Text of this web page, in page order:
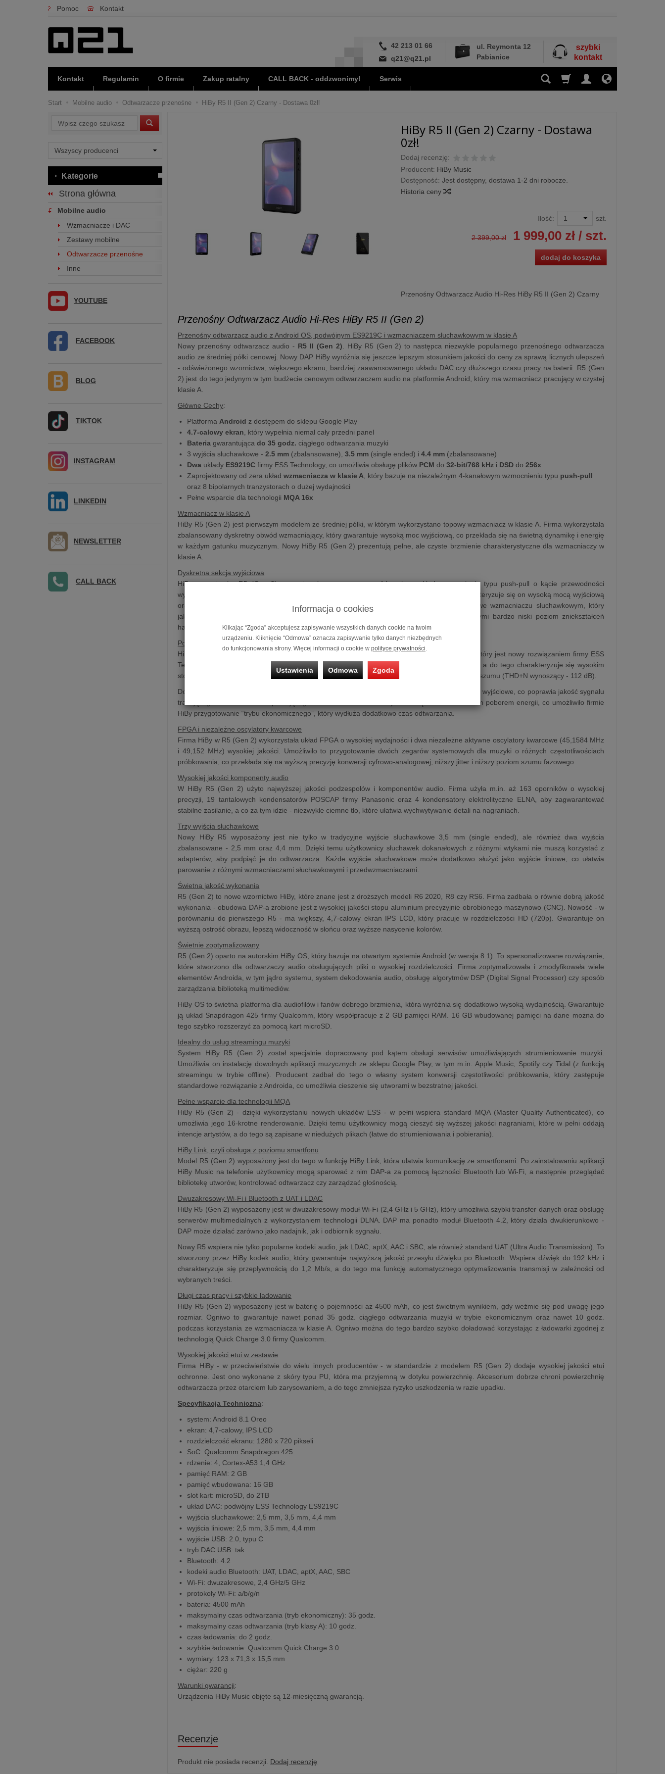
Pomoc Kontakt
42 213 01 66
q21@q21.pl
ul. Reymonta 12
Pabianice
szybki
kontakt
Kontakt Regulamin O firmie Zakup ratalny CALL BACK - oddzwonimy! Serwis
Start Mobilne audio Odtwarzacze przenośne HiBy R5 II (Gen 2) Czarny - Dostawa 0zł!
HiBy R5 II (Gen 2) Czarny - Dostawa
0zł!
Dodaj recenzję:
Producent: HiBy Music
Dostępność: Jest dostępny, dostawa 1-2 dni robocze.
Historia ceny
Ilość: szt.
2 399,00 zł 1 999,00 zł/ szt.
dodaj do koszyka
Przenośny Odtwarzacz Audio Hi-Res HiBy R5 II (Gen 2) Czarny
Przenośny Odtwarzacz Audio Hi-Res HiBy R5 II (Gen 2)
Przenośny odtwarzacz audio z Android OS, podwójnym ES9219C i wzmacniaczem słuchawkowym w klasie A
Nowy przenośny odtwarzacz audio - R5 II (Gen 2) . HiBy R5 (Gen 2) to następca niezwykle popularnego przenośnego odtwarzacza
audio ze średniej półki cenowej. Nowy DAP HiBy wyróżnia się jeszcze lepszym stosunkiem jakości do ceny za sprawą licznych ulepszeń
- odświeżonego wzornictwa, większego ekranu, bardziej zaawansowanego układu DAC czy dłuższego czasu pracy na baterii. R5 (Gen
2) jest do tego jedynym w tym budżecie cenowym odtwarzaczem audio na platformie Android, który ma wzmacniacz pracujący w czystej
klasie A.
Główne Cechy:
Platforma Android z dostępem do sklepu Google Play
4.7-calowy ekran , który wypełnia niemal cały przedni panel
Bateria gwarantującado 35 godz. ciągłego odtwarzania muzyki
3 wyjścia słuchawkowe -2.5 mm (zbalansowane),3.5 mm (single ended) i4.4 mm (zbalansowane)
Dwa układy ES9219C firmy ESS Technology, co umożliwia obsługę plików PCM do32-bit/768 kHz i DSD do256x
Zaprojektowany od zera układwzmacniacza w klasie A , który bazuje na niezależnym 4-kanałowym wzmocnieniu typu push-pull
oraz 8 bipolarnych tranzystorach o dużej wydajności
Pełne wsparcie dla technologii MQA 16x
Wzmacniacz w klasie A
HiBy R5 (Gen 2) jest pierwszym modelem ze średniej półki, w którym wykorzystano topowy wzmacniacz w klasie A. Firma wykorzystała
zbalansowany dyskretny obwód wzmacniający, który gwarantuje wysoką moc wyjściową, co przekłada się na świetną dynamikę i energię
w każdym gatunku muzycznym. Nowy HiBy R5 (Gen 2) prezentują pełne, ale czyste brzmienie charakterystyczne dla wzmacniaczy w
klasie A.
Dyskretna sekcja wyjściowa
HiBy na potrzeby R5 (Gen 2) przygotowała zaawansowany, 4-kanałowy układ wzmocnienia typu push-pull o kącie przewodności
wynoszącym 270 stopni, który ma aż 8 bipolarnych tranzystorów o wysokiej wydajności. Charakteryzuje się on wysoką mocą wyjściową
oraz świetną kontrolą pod zmiennym obciążeniem, co umożliwia osiągniecie trybu klasy A we wzmacniaczu słuchawkowym, który
jakością wybija się ponad inne rozwiązania w tej półce cenowej. Potwierdza to między innymi bardzo niski poziom zniekształceń
harmonicznych (THD), który dla sekcji wyjściowej wynosi nawet jedynie 0,0006 %!
Podwójny układ ES9219C
HiBy R5 (Gen 2) - w porównaniu do poprzednika - bazuje na podwójnym układzie ES9219C, który jest nowy rozwiązaniem firmy ESS
Technology. Umożliwia on obsługę dźwięku PCM do 32-bit/768 kHz oraz plików DSD do 256x, a do tego charakteryzuje się wysokim
stosunkiem sygnału do szumu (SNR na poziomie 130 dB) oraz niskim poziomem zniekształceń i szumu (THD+N wynoszący - 112 dB).
Doskonała implementacja ES9219C w R5 (Gen 2) przekłada się ponadto na precyzyjne napięcie wyjściowe, co poprawia jakość sygnału
trafiającego do wzmacniacza pracującego w klasie A. Układ ESS wyróżnia się dodatkowo niskim poborem energii, co umożliwiło firmie
HiBy przygotowanie “trybu ekonomicznego”, który wydłuża dodatkowo czas odtwarzania.
FPGA i niezależne oscylatory kwarcowe
Firma HiBy w R5 (Gen 2) wykorzystała układ FPGA o wysokiej wydajności i dwa niezależne aktywne oscylatory kwarcowe (45,1584 MHz
i 49,152 MHz) wysokiej jakości. Umożliwiło to przygotowanie dwóch zegarów systemowych dla muzyki o różnych częstotliwościach
próbkowania, co przekłada się na wyższą precyzję konwersji cyfrowo-analogowej, niższy jitter i niższy poziom szumu fazowego.
Wysokiej jakości komponenty audio
W HiBy R5 (Gen 2) użyto najwyższej jakości podzespołów i komponentów audio. Firma użyła m.in. aż 163 oporników o wysokiej
precyzji, 19 tantalowych kondensatorów POSCAP firmy Panasonic oraz 4 kondensatory elektrolityczne ELNA, aby zagwarantować
stabilne zasilanie, a co za tym idzie - niezwykle ciemne tło, które ułatwia wychwytywanie detali na nagraniach.
Trzy wyjścia słuchawkowe
Nowy HiBy R5 wyposażony jest nie tylko w tradycyjne wyjście słuchawkowe 3,5 mm (single ended), ale również dwa wyjścia
zbalansowane - 2,5 mm oraz 4,4 mm. Dzięki temu użytkownicy słuchawek dokanałowych z różnymi wtykami nie muszą korzystać z
adapterów, aby podpiąć je do odtwarzacza. Każde wyjście słuchawkowe może dodatkowo służyć jako wyjście liniowe, co ułatwia
parowanie z różnymi wzmacniaczami słuchawkowymi i przedwzmacniaczami.
Świetna jakość wykonania
R5 (Gen 2) to nowe wzornictwo HiBy, które znane jest z droższych modeli R6 2020, R8 czy RS6. Firma zadbała o równie dobrą jakość
wykonania - obudowa DAP-a zrobione jest z wysokiej jakości stopu aluminium precyzyjnie obrobionego maszynowo (CNC). Nowość - w
porównaniu do pierwszego R5 - ma większy, 4,7-calowy ekran IPS LCD, który pracuje w rozdzielczości HD (720p). Gwarantuje on
wyższą ostrość obrazu, lepszą widoczność w słońcu oraz wyższe nasycenie kolorów.
Świetnie zoptymalizowany
R5 (Gen 2) oparto na autorskim HiBy OS, który bazuje na otwartym systemie Android (w wersja 8.1). To spersonalizowane rozwiązanie,
które stworzono dla odtwarzaczy audio obsługujących pliki o wysokiej rozdzielczości. Firma zoptymalizowała i zmodyfikowała wiele
elementów Androida, w tym jądro systemu, system dekodowania audio, obsługę algorytmów DSP (Digital Signal Processor) czy sposób
zarządzania biblioteką multimediów.
HiBy OS to świetna platforma dla audiofilów i fanów dobrego brzmienia, która wyróżnia się dodatkowo wysoką wydajnością. Gwarantuje
ją układ Snapdragon 425 firmy Qualcomm, który współpracuje z 2 GB pamięci RAM. 16 GB wbudowanej pamięci na dane można do
tego szybko rozszerzyć za pomocą kart microSD.
Idealny do usług streamingu muzyki
System HiBy R5 (Gen 2) został specjalnie dopracowany pod kątem obsługi serwisów umożliwiających strumieniowanie muzyki.
Umożliwia on instalację dowolnych aplikacji muzycznych ze sklepu Google Play, w tym m.in. Apple Music, Spotify czy Tidal (z funkcją
streamingu w trybie offline). Producent zadbał do tego o własny system konwersji częstotliwości próbkowania, który zastępuje
standardowe rozwiązanie z Androida, co umożliwia cieszenie się utworami w bezstratnej jakości.
Pełne wsparcie dla technologii MQA
HiBy R5 (Gen 2) - dzięki wykorzystaniu nowych układów ESS - w pełni wspiera standard MQA (Master Quality Authenticated), co
umożliwia jego 16-krotne renderowanie. Dzięki temu użytkownicy mogą cieszyć się wyższej jakości nagraniami, które w pełni oddają
intencje artystów, a do tego są zapisane w niedużych plikach (łatwe do strumieniowania i pobierania).
HiBy Link, czyli obsługa z poziomu smartfonu
Model R5 (Gen 2) wyposażony jest do tego w funkcję HiBy Link, która ułatwia komunikację ze smartfonami. Po zainstalowaniu aplikacji
HiBy Music na telefonie użytkownicy mogą sparować z nim DAP-a za pomocą łączności Bluetooth lub Wi-Fi, a następnie przeglądać
bibliotekę utworów, kontrolować odtwarzacz czy zarządzać głośnością.
Dwuzakresowy Wi-Fi i Bluetooth z UAT i LDAC
HiBy R5 (Gen 2) wyposażony jest w dwuzakresowy moduł Wi-Fi (2,4 GHz i 5 GHz), który umożliwia szybki transfer danych oraz obsługę
serwerów multimedialnych z wykorzystaniem technologii DLNA. DAP ma ponadto moduł Bluetooth 4.2, który działa dwukierunkowo -
DAP może działać zarówno jako nadajnik, jak i odbiornik sygnału.
Nowy R5 wspiera nie tylko popularne kodeki audio, jak LDAC, aptX, AAC i SBC, ale również standard UAT (Ultra Audio Transmission). To
stworzony przez HiBy kodek audio, który gwarantuje najwyższą jakość przesyłu dźwięku po Bluetooth. Wspiera dźwięk do 192 kHz i
charakteryzuje się przepływnością do 1,2 Mb/s, a do tego ma funkcję automatycznego optymalizowania transmisji w zależności od
wybranych treści.
Długi czas pracy i szybkie ładowanie
HiBy R5 (Gen 2) wyposażony jest w baterię o pojemności aż 4500 mAh, co jest świetnym wynikiem, gdy weźmie się pod uwagę jego
rozmiar. Ogniwo to gwarantuje nawet ponad 35 godz. ciągłego odtwarzania muzyki w trybie ekonomicznym oraz nawet 10 godz.
podczas korzystania ze wzmacniacza w klasie A. Ogniwo można do tego bardzo szybko doładować korzystając z ładowarki zgodnej z
technologią Quick Charge 3.0 firmy Qualcomm.
Wysokiej jakości etui w zestawie
Firma HiBy - w przeciwieństwie do wielu innych producentów - w standardzie z modelem R5 (Gen 2) dodaje wysokiej jakości etui
ochronne. Jest ono wykonane z skóry typu PU, która ma przyjemną w dotyku powierzchnię. Akcesorium dobrze chroni powierzchnię
odtwarzacza przez otarciem lub zarysowaniem, a do tego zmniejsza ryzyko uszkodzenia w razie upadku.
Specyfikacja Techniczna:
system: Android 8.1 Oreo
ekran: 4,7-calowy, IPS LCD
rozdzielczość ekranu: 1280 x 720 pikseli
SoC: Qualcomm Snapdragon 425
rdzenie: 4, Cortex-A53 1,4 GHz
pamięć RAM: 2 GB
pamięć wbudowana: 16 GB
slot kart: microSD, do 2TB
układ DAC: podwójny ESS Technology ES9219C
wyjścia słuchawkowe: 2,5 mm, 3,5 mm, 4,4 mm
wyjścia liniowe: 2,5 mm, 3,5 mm, 4,4 mm
wyjście USB: 2.0, typu C
tryb DAC USB: tak
Bluetooth: 4.2
kodeki audio Bluetooth: UAT, LDAC, aptX, AAC, SBC
Wi-Fi: dwuzakresowe, 2,4 GHz/5 GHz
protokoły Wi-Fi: a/b/g/n
bateria: 4500 mAh
maksymalny czas odtwarzania (tryb ekonomiczny): 35 godz.
maksymalny czas odtwarzania (tryb klasy A): 10 godz.
czas ładowania: do 2 godz.
szybkie ładowanie: Qualcomm Quick Charge 3.0
wymiary: 123 x 71,3 x 15,5 mm
ciężar: 220 g
Warunki gwarancji:
Urządzenia HiBy Music objęte są 12-miesięczną gwarancją.
Recenzje
Produkt nie posiada recenzji. Dodaj recenzję
Wyszukaj
Kategorie
Strona główna
Mobilne audio
Wzmacniacze i DAC
Zestawy mobilne
Odtwarzacze przenośne
Inne
YOUTUBE
FACEBOOK
BLOG
TIKTOK
INSTAGRAM
LINKEDIN
NEWSLETTER
CALL BACK
Informacja o cookies
Klikając “Zgoda” akceptujesz zapisywanie wszystkich danych cookie na twoim
urządzeniu. Kliknięcie “Odmowa” oznacza zapisywanie tylko danych niezbędnych
do funkcjonowania strony. Więcej informacji o cookie w polityce prywatności
Ustawienia Odmowa Zgoda